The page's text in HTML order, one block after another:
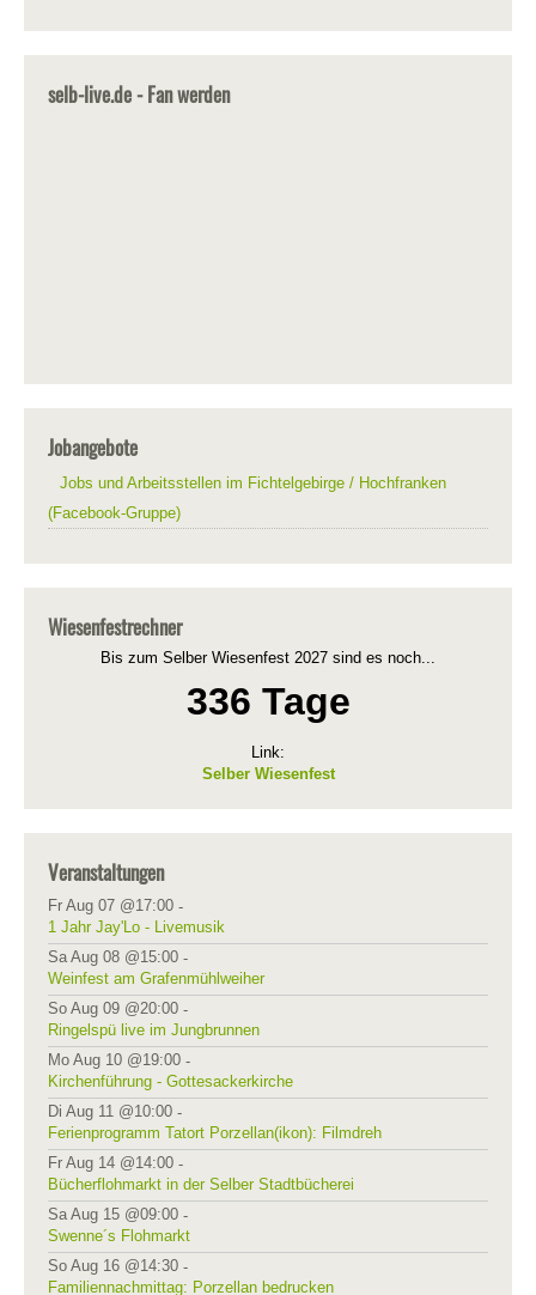
selb-live.de - Fan werden
Jobangebote
Jobs und Arbeitsstellen im Fichtelgebirge / Hochfranken
(Facebook-Gruppe)
Wiesenfestrechner
Bis zum Selber Wiesenfest 2027 sind es noch...
336 Tage
Link:
Selber Wiesenfest
Veranstaltungen
Fr Aug 07 @17:00 -
1 Jahr Jay'Lo - Livemusik
Sa Aug 08 @15:00 -
Weinfest am Grafenmühlweiher
So Aug 09 @20:00 -
Ringelspü live im Jungbrunnen
Mo Aug 10 @19:00 -
Kirchenführung - Gottesackerkirche
Di Aug 11 @10:00 -
Ferienprogramm Tatort Porzellan(ikon): Filmdreh
Fr Aug 14 @14:00 -
Bücherflohmarkt in der Selber Stadtbücherei
Sa Aug 15 @09:00 -
Swenne´s Flohmarkt
So Aug 16 @14:30 -
Familiennachmittag: Porzellan bedrucken